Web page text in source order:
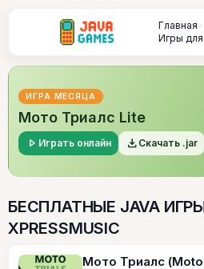
Главная»
Игры
ИГРА МЕСЯЦА
Мото Триалс Lite
play_arrow Играть онлайн file_download Скачать .jar
БЕСПЛАТНЫЕ JAVA
XPRESSMUSIC
Мото Триалс